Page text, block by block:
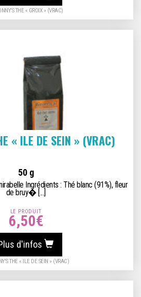
THE « GROIX » (VRAC)
« ILE DE SEIN » (VRAC)
50 g
Ingrédients : Thé blanc (91%), fleur
de bruy� [...]
LE PRODUIT
6,50€
d'infos
THE « ILE DE SEIN » (VRAC)